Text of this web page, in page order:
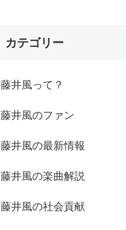
カテゴリー
藤井風って？
藤井風のファン
藤井風の最新情報
藤井風の楽曲解説
藤井風の社会貢献